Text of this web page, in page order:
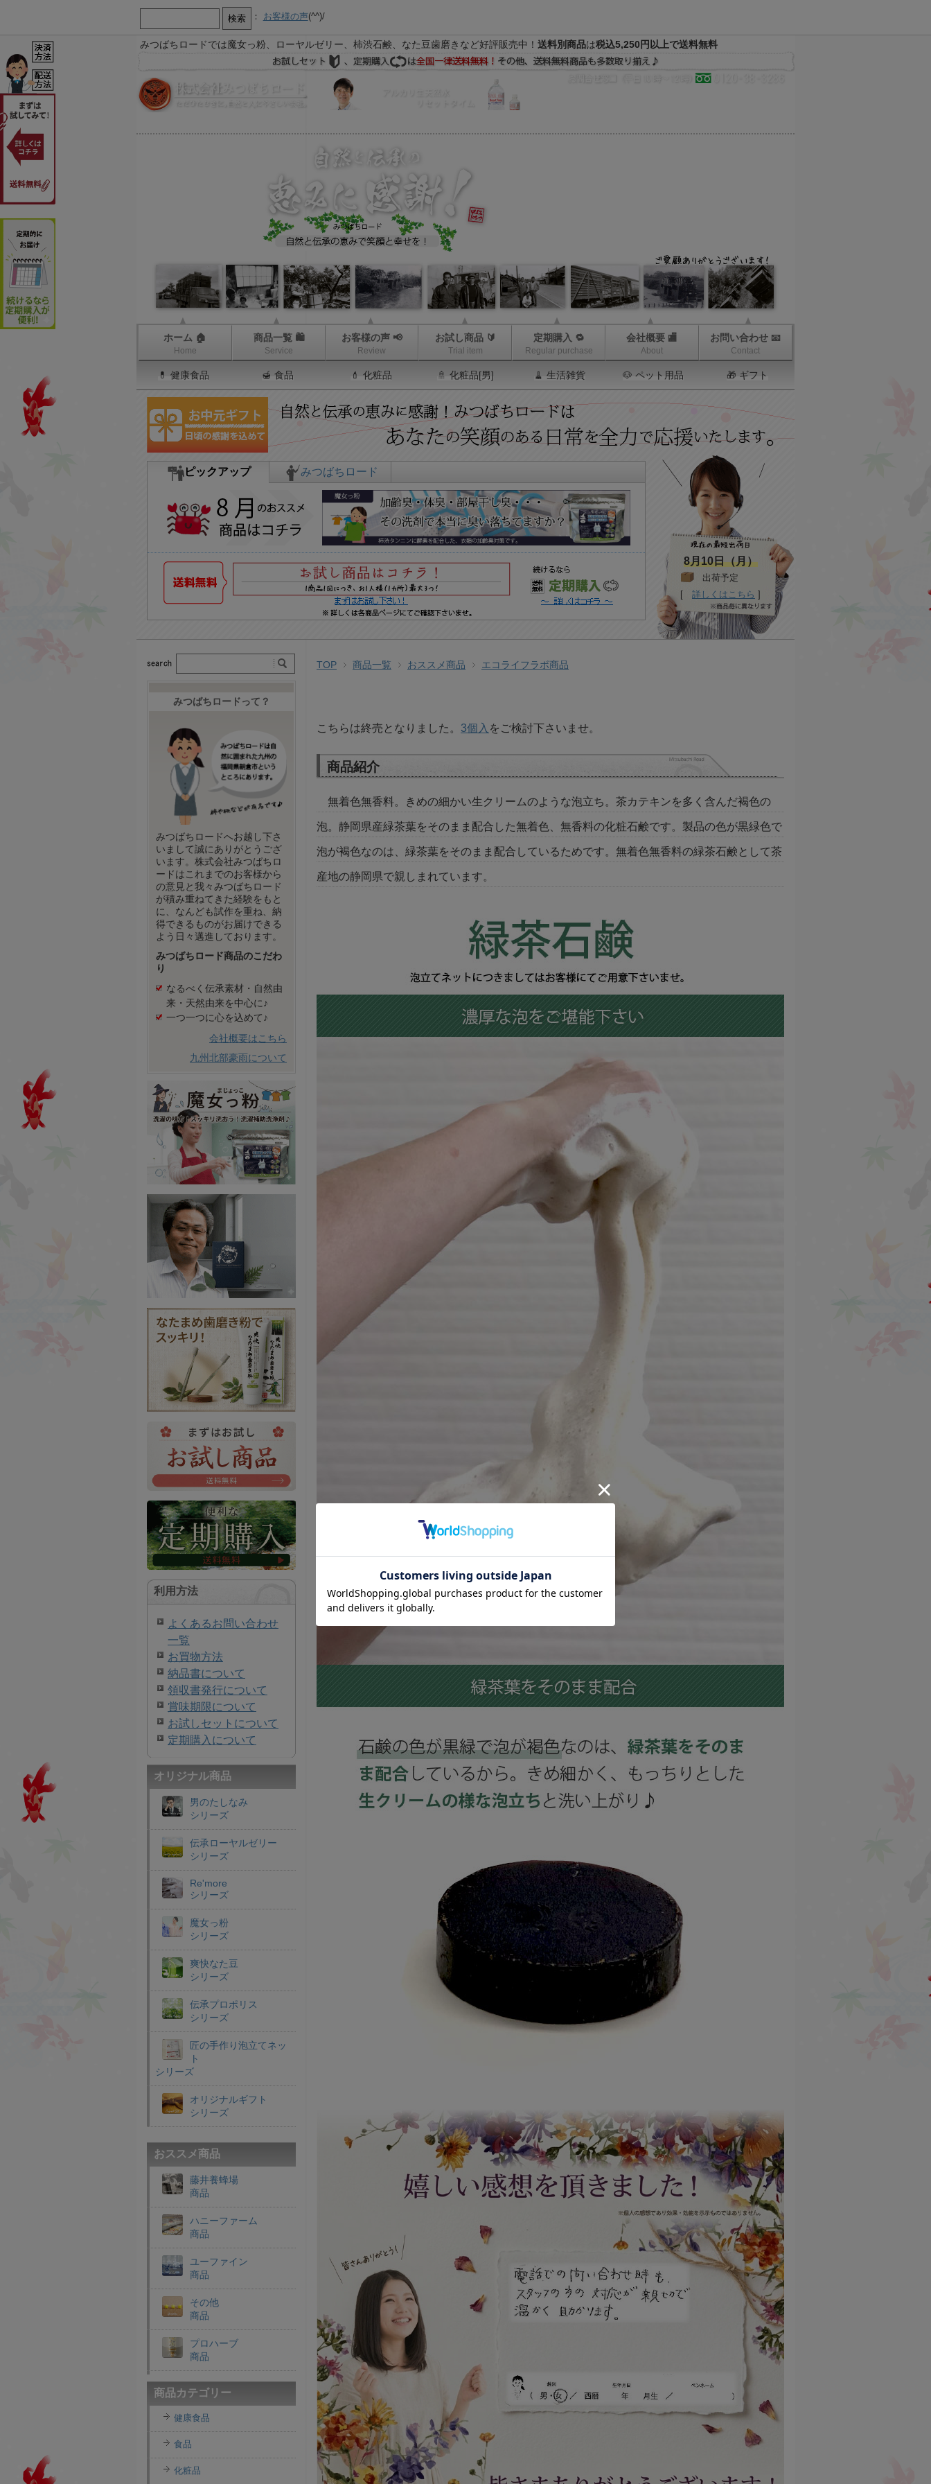
： お客様の声(^^)/
みつばちロードでは魔女っ粉、ローヤルゼリー、柿渋石鹸、なた豆歯磨きなど好評販売中！ 送料別商品は税込5,250円以上で送料無料
ホーム 🏠
Home
商品一覧 🛍
Service
お客様の声 📢
Review
お試し商品 🔰
Trial item
定期購入 🔁
Regular purchase
会社概要 🏬
About
お問い合わせ 📧
Contact
TOP 商品一覧 おススメ商品 エコライフラボ商品
こちらは終売となりました。 3個入 をご検討下さいませ。
商品紹介
無着色無香料。きめの細かい生クリームのような泡立ち。茶カテキンを多く含んだ褐色の
泡。静岡県産緑茶葉をそのまま配合した無着色、無香料の化粧石鹸です。製品の色が黒緑色で
泡が褐色なのは、緑茶葉をそのまま配合しているためです。無着色無香料の緑茶石鹸として茶
産地の静岡県で親しまれています。
みつばちロードって？
みつばちロードへお越し下さ
いまして誠にありがとうござ
います。株式会社みつばちロ
ードはこれまでのお客様から
の意見と我々みつばちロード
が積み重ねてきた経験をもと
に、なんども試作を重ね、納
得できるものがお届けできる
よう日々邁進しております。
みつばちロード商品のこだわ
り
なるべく伝承素材・自然由
来・天然由来を中心に♪
一つ一つに心を込めて♪
会社概要はこちら
九州北部豪雨について
利用方法
よくあるお問い合わせ
一覧
お買物方法
納品書について
領収書発行について
賞味期限について
お試しセットについて
定期購入について
オリジナル商品
男のたしなみ
シリーズ
伝承ローヤルゼリー
シリーズ
Re'more
シリーズ
魔女っ粉
シリーズ
爽快なた豆
シリーズ
伝承プロポリス
シリーズ
匠の手作り泡立てネッ
ト
シリーズ
オリジナルギフト
シリーズ
おススメ商品
藤井養蜂場
商品
ハニーファーム
商品
ユーファイン
商品
その他
商品
プロハーブ
商品
老舗穀物屋
商品
エコライフラボ
i・ライフソリューショ
ンズ
商品カテゴリー
健康食品
食品
化粧品